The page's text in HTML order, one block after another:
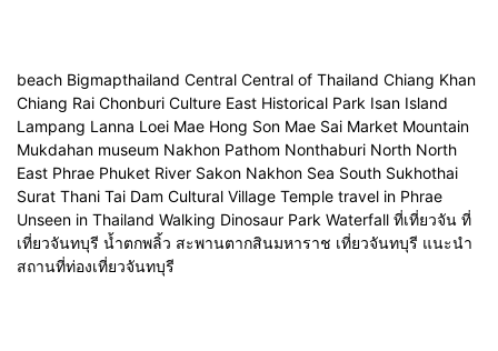
beach Bigmapthailand Central Central of Thailand Chiang Khan
Chiang Rai Chonburi Culture East Historical Park Isan Island
Lampang Lanna Loei Mae Hong Son Mae Sai Market Mountain
Mukdahan museum Nakhon Pathom Nonthaburi North North
East Phrae Phuket River Sakon Nakhon Sea South Sukhothai
Surat Thani Tai Dam Cultural Village Temple travel in Phrae
Unseen in Thailand Walking Dinosaur Park Waterfall ที่เที่ยวจัน ที่
เที่ยวจันทบุรี น้ำตกพลิ้ว สะพานตากสินมหาราช เที่ยวจันทบุรี แนะนำ
สถานที่ท่องเที่ยวจันทบุรี